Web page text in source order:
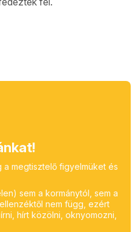
a megtisztelő figyelmüket és
sem a kormánytól, sem a
nem függ, ezért
hírt közölni, oknyomozni,